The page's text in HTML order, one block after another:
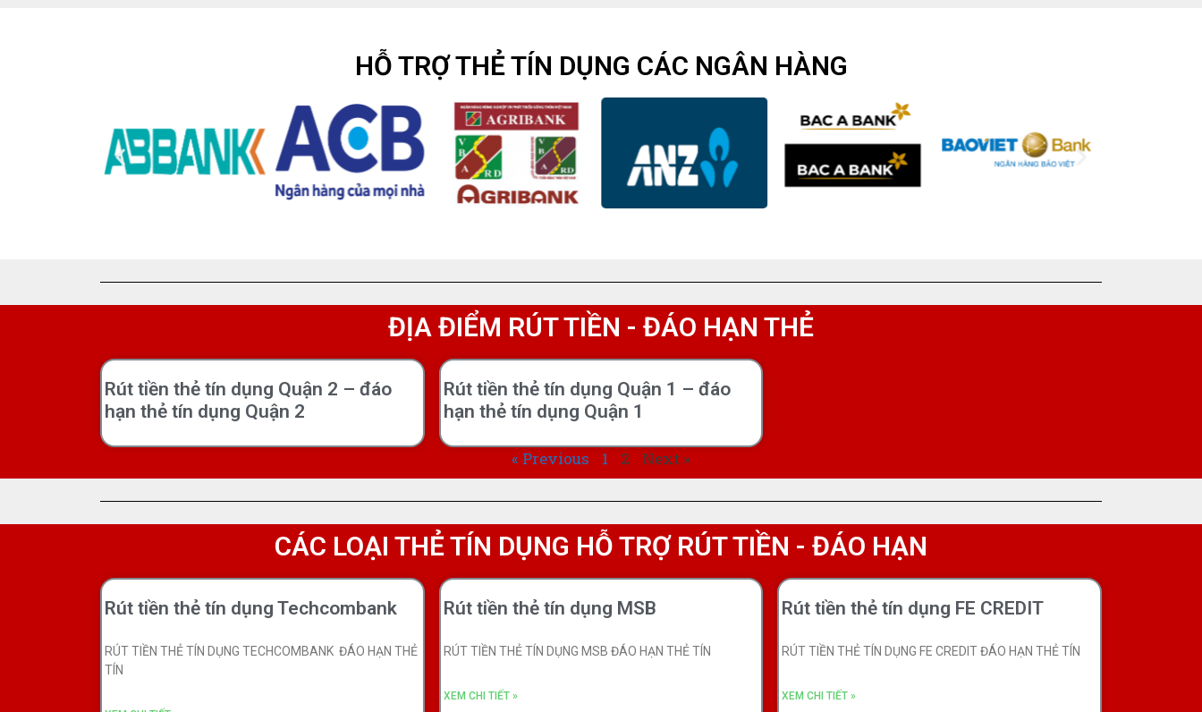
HỖ TRỢ THẺ TÍN DỤNG CÁC NGÂN HÀNG
ĐỊA ĐIỂM RÚT TIỀN - ĐÁO HẠN THẺ
Rút tiền thẻ tín dụng Quận 2 – đáo
hạn thẻ tín dụng Quận 2
Rút tiền thẻ tín dụng Quận 1 – đáo
hạn thẻ tín dụng Quận 1
« Previous 1 2 Next »
CÁC LOẠI THẺ TÍN DỤNG HỖ TRỢ RÚT TIỀN - ĐÁO HẠN
Rút tiền thẻ tín dụng Techcombank
RÚT TIỀN THẺ TÍN DỤNG TECHCOMBANK ĐÁO HẠN THẺ
TÍN
Rút tiền thẻ tín dụng MSB
RÚT TIỀN THẺ TÍN DỤNG MSB ĐÁO HẠN THẺ TÍN
XEM CHI TIẾT »
Rút tiền thẻ tín dụng FE CREDIT
RÚT TIỀN THẺ TÍN DỤNG FE CREDIT ĐÁO HẠN THẺ TÍN
XEM CHI TIẾT »